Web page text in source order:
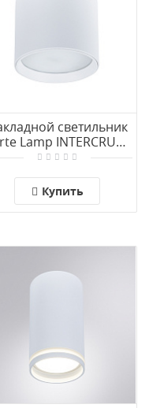
светильник
Lamp INTERCRUS
A5548PL-1WH
Купить